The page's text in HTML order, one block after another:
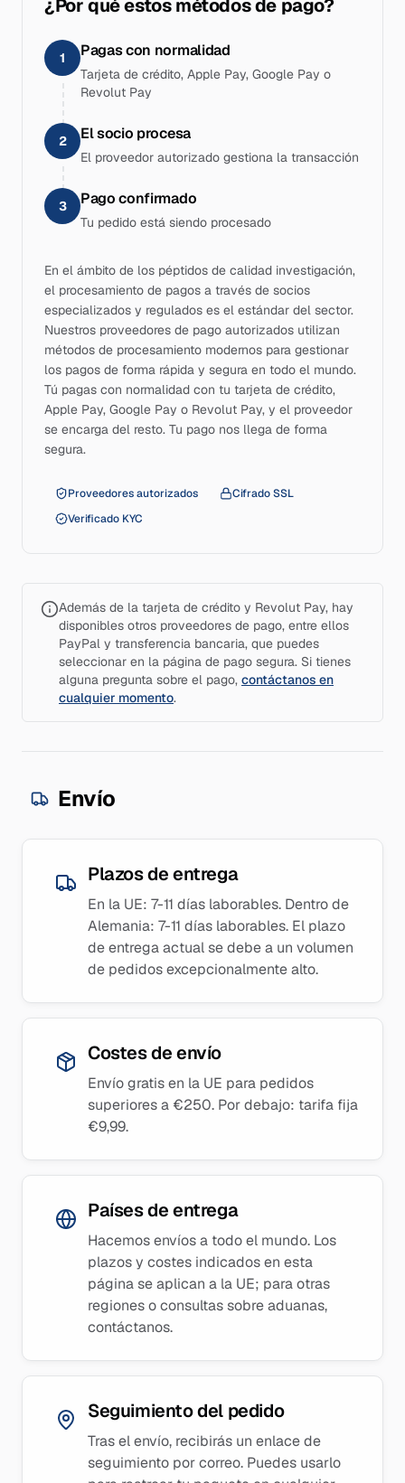
¿Por qué estos métodos de pago?
1 Pagas con normalidad
Tarjeta de crédito, Apple Pay, Google Pay o
Revolut Pay
2 El socio procesa
El proveedor autorizado gestiona la transacción
3 Pago confirmado
Tu pedido está siendo procesado
En el ámbito de los péptidos de calidad investigación,
el procesamiento de pagos a través de socios
especializados y regulados es el estándar del sector.
Nuestros proveedores de pago autorizados utilizan
métodos de procesamiento modernos para gestionar
los pagos de forma rápida y segura en todo el mundo.
Tú pagas con normalidad con tu tarjeta de crédito,
Apple Pay, Google Pay o Revolut Pay, y el proveedor
se encarga del resto. Tu pago nos llega de forma
segura.
Proveedores autorizados
Cifrado SSL
Verificado KYC
Además de la tarjeta de crédito y Revolut Pay, hay
disponibles otros proveedores de pago, entre ellos
PayPal y transferencia bancaria, que puedes
seleccionar en la página de pago segura. Si tienes
alguna pregunta sobre el pago, contáctanos en
cualquier momento.
Envío
Plazos de entrega
En la UE: 7-11 días laborables. Dentro de
Alemania: 7-11 días laborables. El plazo
de entrega actual se debe a un volumen
de pedidos excepcionalmente alto.
Costes de envío
Envío gratis en la UE para pedidos
superiores a €250. Por debajo: tarifa fija
€9,99.
Países de entrega
Hacemos envíos a todo el mundo. Los
plazos y costes indicados en esta
página se aplican a la UE; para otras
regiones o consultas sobre aduanas,
contáctanos.
Seguimiento del pedido
Tras el envío, recibirás un enlace de
seguimiento por correo. Puedes usarlo